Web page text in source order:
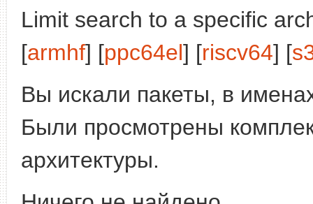
Limit search to a specific
[armhf] [ppc64el] [riscv64] [
Вы искали пакеты, в
Были просмотрены
архитектуры.